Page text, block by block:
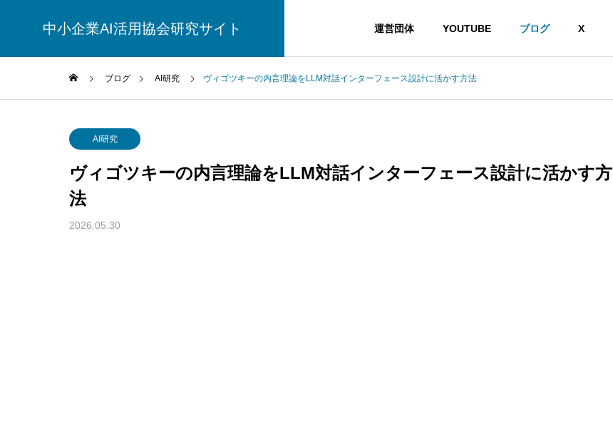
中小企業AI活用協会研究サイト 運営団体 YOUTUBE ブログ X
ブログ AI研究 ヴィゴツキーの内言理論をLLM対話インターフェース設計に活かす方法
AI研究
ヴィゴツキーの内言理論をLLM対話インターフェース設計に活かす方
法
2026.05.30